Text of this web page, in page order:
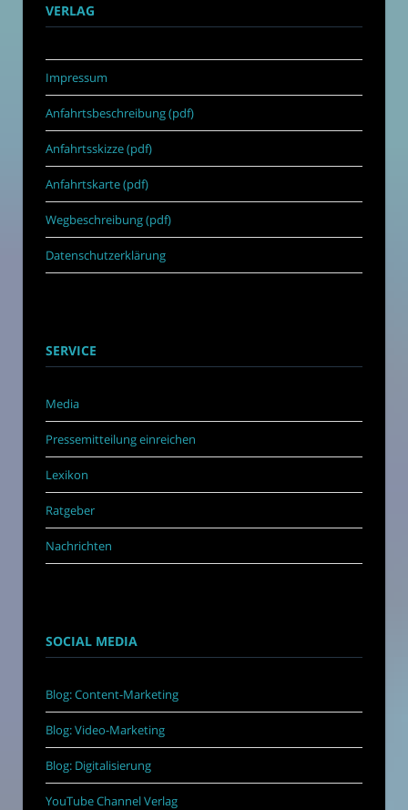
VERLAG
Impressum
Anfahrtsbeschreibung (pdf)
Anfahrtsskizze (pdf)
Anfahrtskarte (pdf)
Wegbeschreibung (pdf)
Datenschutzerklärung
SERVICE
Media
Pressemitteilung einreichen
Lexikon
Ratgeber
Nachrichten
SOCIAL MEDIA
Blog: Content-Marketing
Blog: Video-Marketing
Blog: Digitalisierung
YouTube Channel Verlag